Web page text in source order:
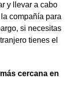
y llevar a cabo
compañía para
si necesitas
tienes el
cercana en